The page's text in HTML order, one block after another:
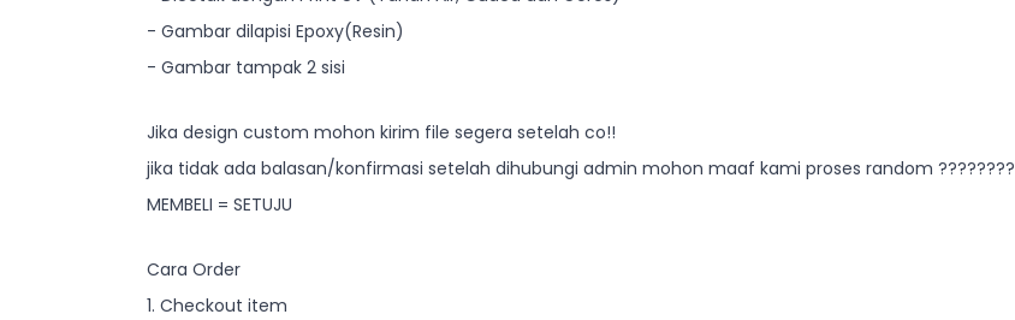
- Gambar dilapisi Epoxy(Resin)
- Gambar tampak 2 sisi
Jika design custom mohon kirim file segera setelah co!!
jika tidak ada balasan/konfirmasi setelah dihubungi admin mohon maaf kami proses random ????????
MEMBELI = SETUJU
Cara Order
1. Checkout item